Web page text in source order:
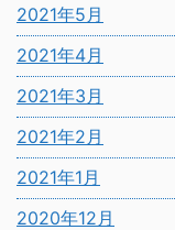
2021年5月
2021年4月
2021年3月
2021年2月
2021年1月
2020年12月